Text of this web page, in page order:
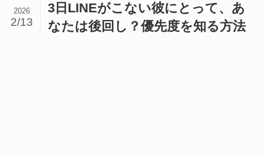
3日LINEがこない彼にとって、あ
なたは後回し？優先度を知る方法
2026
2/13